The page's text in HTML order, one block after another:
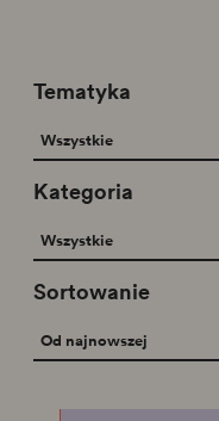
Tematyka
Tematyka
Wszystkie
Kategoria
Kategoria
Wszystkie
Sortowanie
Sortowanie
Od najnowszej